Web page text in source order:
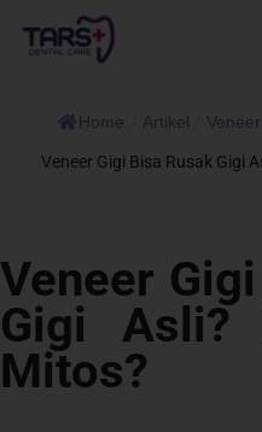
Home Artikel
Veneer Gigi Bisa Rusak Gigi
Veneer
Gigi Asli?
Mitos?